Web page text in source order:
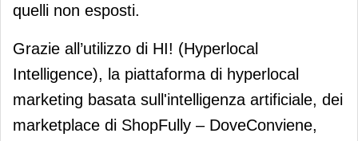
quelli non esposti.
Grazie all’utilizzo di HI! (Hyperlocal
Intelligence), la piattaforma di hyperlocal
marketing basata sull'intelligenza artificiale, dei
marketplace di ShopFully – DoveConviene,